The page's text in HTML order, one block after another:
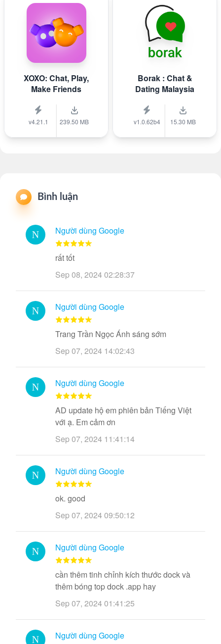
XOXO: Chat, Play,
Make Friends
v4.21.1 239.50 MB
Borak : Chat &
Dating Malaysia
v1.0.62b4 15.30 MB
Bình luận
Người dùng Google
rất tốt
Sep 08, 2024 02:28:37
Người dùng Google
Trang Trần Ngọc Ánh sáng sớm
Sep 07, 2024 14:02:43
Người dùng Google
AD update hộ em phiên bản Tiếng Việt
với ạ. Em cảm ơn
Sep 07, 2024 11:41:14
Người dùng Google
ok. good
Sep 07, 2024 09:50:12
Người dùng Google
cần thêm tinh chỉnh kích thước dock và
thêm bóng top dock .app hay
Sep 07, 2024 01:41:25
Người dùng Google